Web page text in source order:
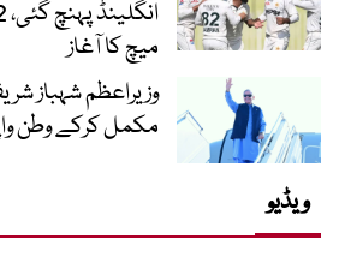
میچ کا آغاز
وزیراعظم شہباز
مکمل کرکے وطن
ویڈیو